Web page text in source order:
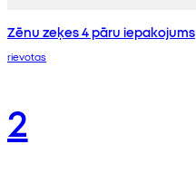
Zēnu zeķes 4 pāru iepakojums
rievotas
2